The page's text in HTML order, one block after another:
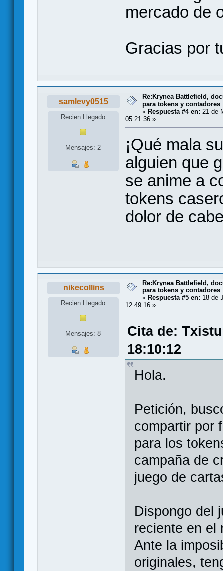
mercado de
Gracias por
samlevy0515
Recien Llegado
Mensajes: 2
Re:Krynea Battlefield,
para tokens y contadores
« Respuesta #4 en: 21 de
05:21:36 »
¡Qué mala
alguien que
se anime a
tokens
dolor de
nikecollins
Recien Llegado
Mensajes: 8
Re:Krynea Battlefield,
para tokens y contadores
« Respuesta #5 en: 18 de
12:49:16 »
Cita de:
18:10:12
Hola.
Petición,
compartir por
para los
campaña de
juego de
Dispongo del
reciente en el
Ante la
originales,